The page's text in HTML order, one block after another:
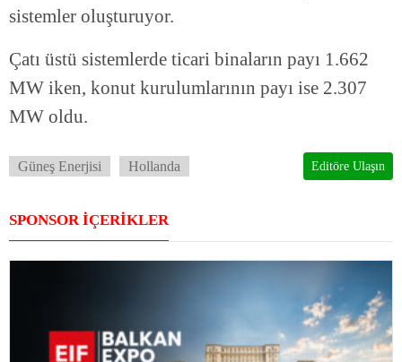
sistemler oluşturuyor.
Çatı üstü sistemlerde ticari binaların payı 1.662
MW iken, konut kurulumlarının payı ise 2.307
MW oldu.
Güneş Enerjisi Hollanda Editöre Ulaşın
SPONSOR İÇERİKLER